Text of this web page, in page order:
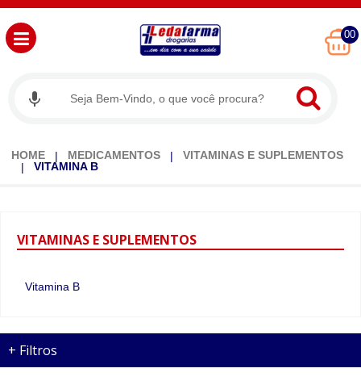
00
HOME MEDICAMENTOS
VITAMINAS E SUPLEMENTOS
VITAMINA B
VITAMINAS E SUPLEMENTOS
Vitamina B
+ Filtros